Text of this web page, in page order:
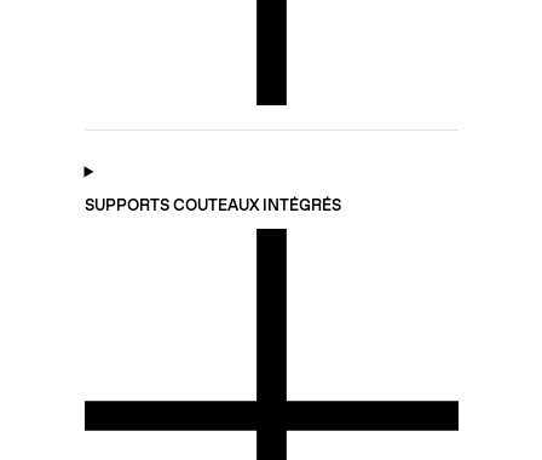
SUPPORTS COUTEAUX INTÉGRÉS